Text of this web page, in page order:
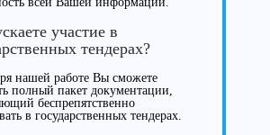
участие в
тендерах?
нашей работе Вы сможете
полный пакет документации,
беспрепятственно
в государственных тендерах.